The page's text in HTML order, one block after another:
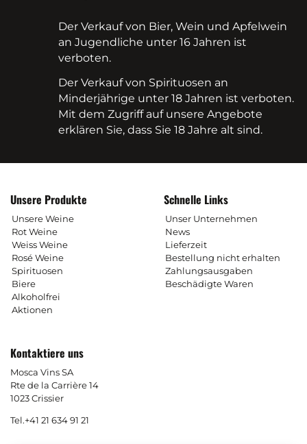
Der Verkauf von Bier, Wein und Apfelwein
an Jugendliche unter 16 Jahren ist
verboten.
Der Verkauf von Spirituosen an
Minderjährige unter 18 Jahren ist verboten.
Mit dem Zugriff auf unsere Angebote
erklären Sie, dass Sie 18 Jahre alt sind.
Unsere Produkte
Unsere Weine
Rot Weine
Weiss Weine
Rosé Weine
Spirituosen
Biere
Alkoholfrei
Aktionen
Schnelle Links
Unser Unternehmen
News
Lieferzeit
Bestellung nicht erhalten
Zahlungsausgaben
Beschädigte Waren
Kontaktiere uns
Mosca Vins SA
Rte de la Carrière 14
1023 Crissier
Tel.+41 21 634 91 21